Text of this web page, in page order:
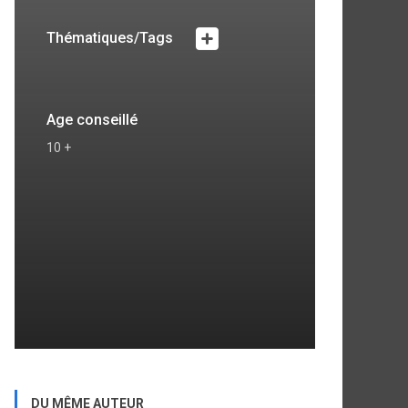
Thématiques/Tags
Age conseillé
10 +
DU MÊME AUTEUR